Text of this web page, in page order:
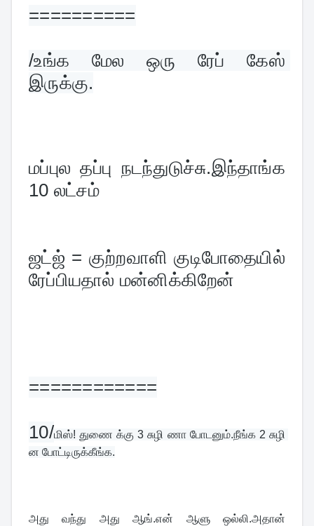
==========
/உங்க மேல ஒரு ரேப் கேஸ்
இருக்கு.
மப்புல தப்பு நடந்துடுச்சு.இந்தாங்க
10 லட்சம்
ஜட்ஜ் = குற்றவாளி குடிபோதையில்
ரேப்பியதால் மன்னிக்கிறேன்
============
10/மிஸ்! துணை க்கு 3 சுழி ணா போடனும்.நீங்க 2 சுழி
ன போட்டிருக்கீங்க.
அது வந்து அது ஆங்.என் ஆளு ஒல்லி.அதான்